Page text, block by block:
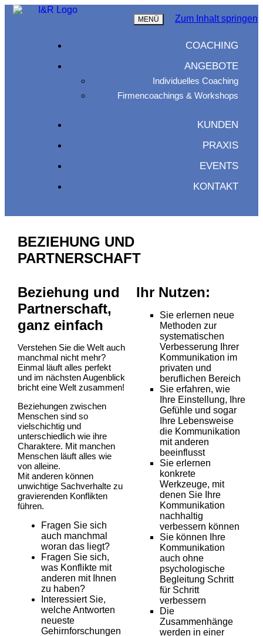
MENÜ Zum Inhalt springen
COACHING
ANGEBOTE
Individuelles Coaching
Firmencoachings & Workshops
KUNDEN
PRAXIS
EVENTS
KONTAKT
BEZIEHUNG UND
PARTNERSCHAFT
Beziehung und
Partnerschaft,
ganz einfach
Verstehen Sie die Welt auch
manchmal nicht mehr?
Einmal läuft alles perfekt
und im nächsten Augenblick
bricht eine Welt zusammen!
Beziehungen zwischen
Menschen sind so
vielschichtig und
unterschiedlich wie ihre
Charaktere. Mit manchen
Menschen läuft alles wie
von alleine.
Mit anderen können
unwichtige Sachverhalte zu
gravierenden Konflikten
führen.
Fragen Sie sich
auch manchmal
woran das liegt?
Fragen Sie sich,
was Konflikte mit
anderen mit Ihnen
zu haben?
Interessiert Sie,
welche Antworten
neueste
Gehirnforschungen
Ihr Nutzen:
Sie erlernen neue
Methoden zur
systematischen
Verbesserung Ihrer
Kommunikation im
privaten und
beruflichen Bereich
Sie erfahren, wie
Ihre Einstellung, Ihre
Gefühle und sogar
Ihre Lebensweise
die Kommunikation
mit anderen
beeinflusst
Sie erlernen
konkrete
Werkzeuge, mit
denen Sie Ihre
Kommunikation
nachhaltig
verbessern können
Sie können Ihre
Kommunikation
auch ohne
psychologische
Begleitung Schritt
für Schritt
verbessern
Die
Zusammenhänge
werden in einer